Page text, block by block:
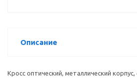
Описание
Кросс оптический, металлический корпус,